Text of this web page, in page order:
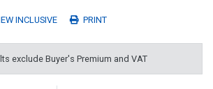
INCLUSIVE PRINT
exclude Buyer's Premium and VAT